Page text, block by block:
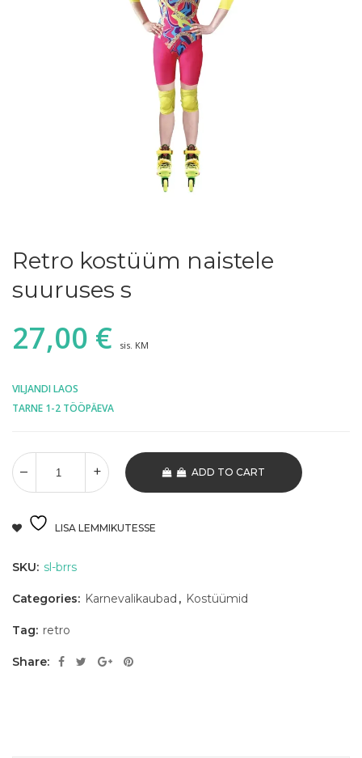
Retro kostüüm naistele
suuruses s
27,00 € sis. KM
VILJANDI LAOS
TARNE 1-2 TÖÖPÄEVA
ADD TO CART
LISA LEMMIKUTESSE
SKU: sl-brrs
Categories: Karnevalikaubad , Kostüümid
Tag: retro
Share: